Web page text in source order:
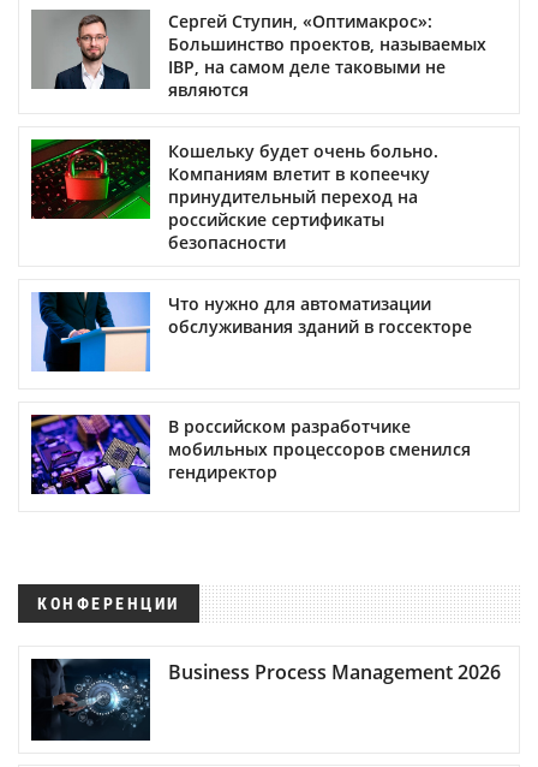
Сергей Ступин, «Оптимакрос»:
Большинство проектов, называемых
IBP, на самом деле таковыми не
являются
Кошельку будет очень больно.
Компаниям влетит в копеечку
принудительный переход на
российские сертификаты
безопасности
Что нужно для автоматизации
обслуживания зданий в госсекторе
В российском разработчике
мобильных процессоров сменился
гендиректор
КОНФЕРЕНЦИИ
Business Process Management 2026